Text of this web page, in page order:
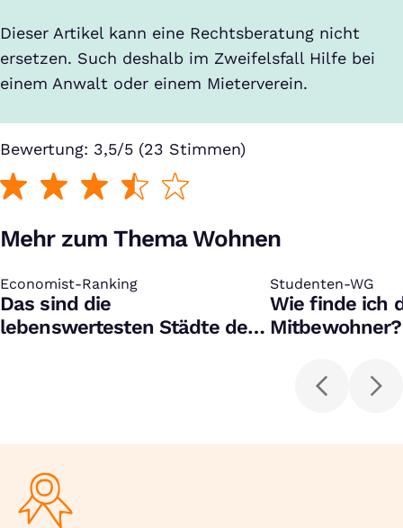
Dieser Artikel kann eine Rechtsberatung nicht
ersetzen. Such deshalb im Zweifelsfall Hilfe bei
einem Anwalt oder einem Mieterverein.
Bewertung: 3,5/5 (23 Stimmen)
Mehr zum Thema Wohnen
Economist-Ranking
:
Das sind die
lebenswertesten Städte der
Studenten-WG
:
Wie finde ich
Mitbewohner?